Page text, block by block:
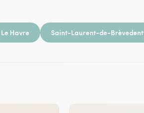
Le Havre Saint-Laurent-de-Brèvedent